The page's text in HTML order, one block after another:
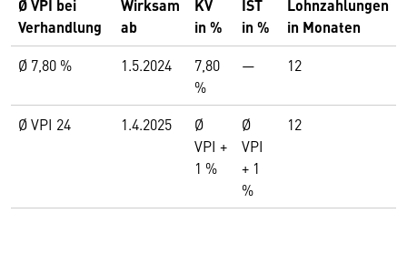
Ø VPI bei
Verhandlung
Wirksam
ab
KV
in %
IST
in %
Lohnzahlungen
in Monaten
Ø 7,80 % 1.5.2024
7,80
%
— 12
Ø VPI 24 1.4.2025
Ø
VPI +
1 %
Ø
VPI
+ 1
%
12